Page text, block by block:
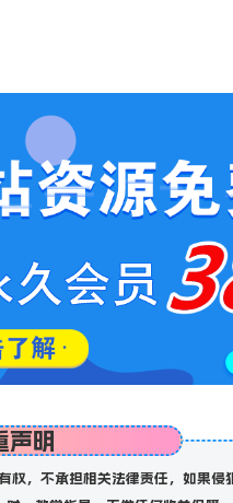
声明
，不承担相关法律责任，如果侵